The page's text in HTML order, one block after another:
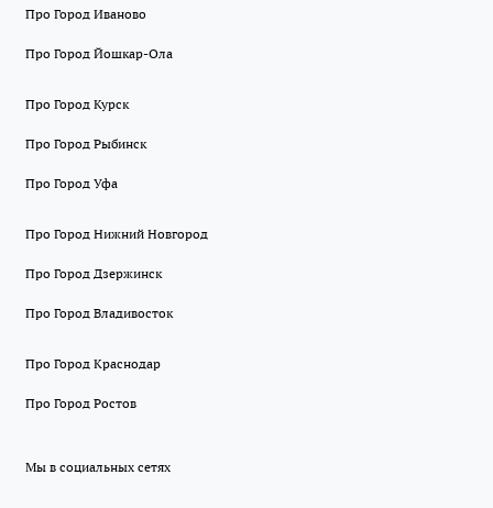
Про Город Иваново
Про Город Йошкар-Ола
Про Город Курск
Про Город Рыбинск
Про Город Уфа
Про Город Нижний Новгород
Про Город Дзержинск
Про Город Владивосток
Про Город Краснодар
Про Город Ростов
Мы в социальных сетях